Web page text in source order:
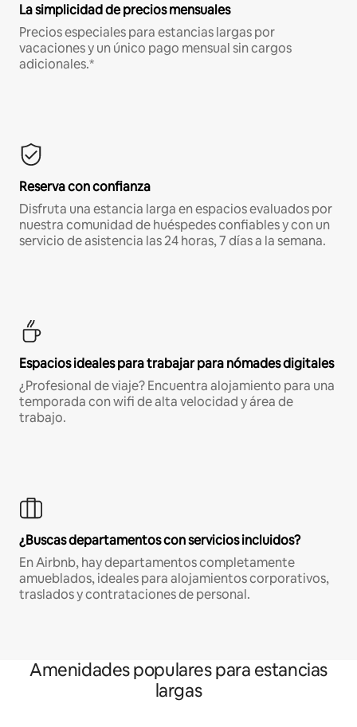
La simplicidad de precios mensuales
Precios especiales para estancias largas por
vacaciones y un único pago mensual sin cargos
adicionales.*
Reserva con confianza
Disfruta una estancia larga en espacios evaluados por
nuestra comunidad de huéspedes confiables y con un
servicio de asistencia las 24 horas, 7 días a la semana.
Espacios ideales para trabajar para nómades digitales
¿Profesional de viaje? Encuentra alojamiento para una
temporada con wifi de alta velocidad y área de
trabajo.
¿Buscas departamentos con servicios incluidos?
En Airbnb, hay departamentos completamente
amueblados, ideales para alojamientos corporativos,
traslados y contrataciones de personal.
Amenidades populares para estancias
largas